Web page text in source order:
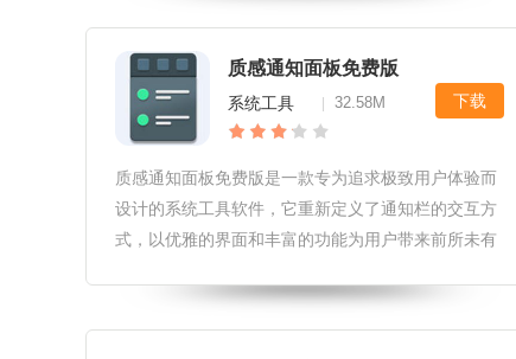
Android7.0及以上版本
质感通知面板免费版
系统工具 32.58M 下载
质感通知面板免费版是一款专为追求极致用户体验而
设计的系统工具软件，它重新定义了通知栏的交互方
式，以优雅的界面和丰富的功能为用户带来前所未有
先进的内存管理技术，确保软件在运行过程中占用资
源极少，不会对系统性能造成负担